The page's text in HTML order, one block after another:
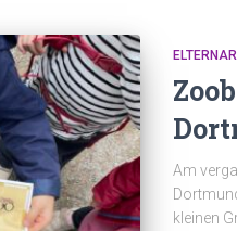
Am
kleinen